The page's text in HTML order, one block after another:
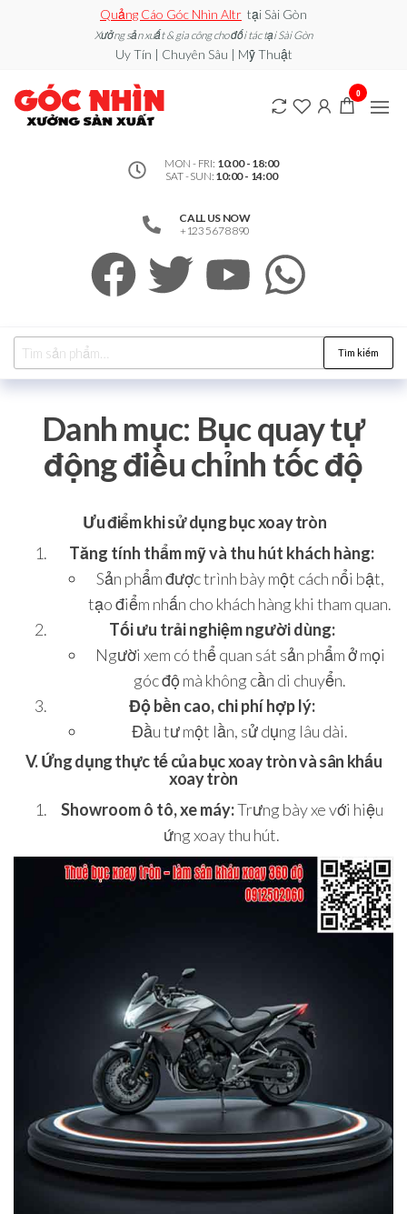
Quảng Cáo Góc Nhìn Altr tại Sài Gòn
Xưởng sản xuất & gia công cho đối tác tại Sài Gòn
Uy Tín | Chuyên Sâu | Mỹ Thuật
0912502060
– Xưởng
bán
hàng /
Xoay
may
MON - FRI: 10:00 - 18:00
SAT - SUN: 10:00 - 14:00
CALL US NOW
+123 5678 890
0
Tìm kiếm
Danh mục: Bục quay tự
động điều chỉnh tốc độ
Ưu điểm khi sử dụng bục xoay tròn
Tăng tính thẩm mỹ và thu hút khách hàng:
Sản phẩm được trình bày một cách nổi bật,
tạo điểm nhấn cho khách hàng khi tham quan.
Tối ưu trải nghiệm người dùng:
Người xem có thể quan sát sản phẩm ở mọi
góc độ mà không cần di chuyển.
Độ bền cao, chi phí hợp lý:
Đầu tư một lần, sử dụng lâu dài.
V. Ứng dụng thực tế của bục xoay tròn và sân khấu
xoay tròn
Showroom ô tô, xe máy:Trưng bày xe với hiệu
ứng xoay thu hút.